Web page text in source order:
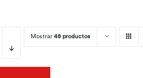
Mostrar 48 productos